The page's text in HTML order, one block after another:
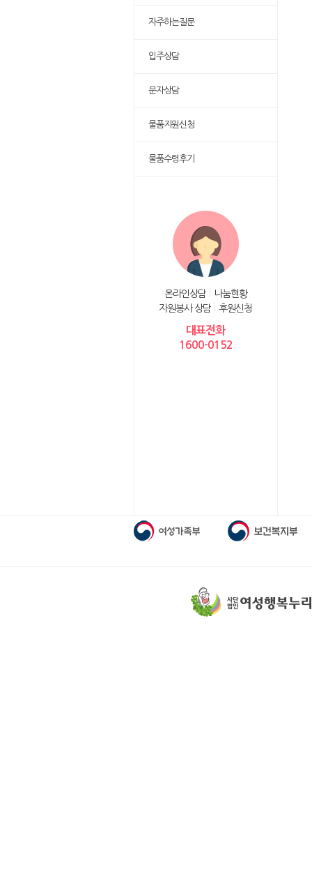
자주하는질문
입주상담
문자상담
물품지원신청
물품수령후기
온라인상담
나눔현황
자원봉사 상담
후원신청
대표전화
1600-0152